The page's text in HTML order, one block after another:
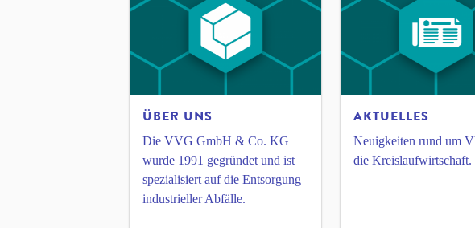
ÜBER UNS
Die VVG GmbH & Co. KG
wurde 1991 gegründet und ist
spezialisiert auf die Entsorgung
industrieller Abfälle.
AKTUELLES
Neuigkeiten rund um
die Kreislaufwirtschaft.